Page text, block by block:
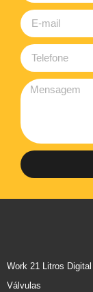
Work 21 Litros Digital
Válvulas